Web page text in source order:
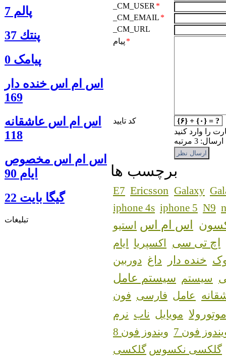
پالم 7
پنتك 37
پیامک 0
اس ام اس خنده دار
169
اس ام اس عاشقانه
118
اس ام اس مخصوص
ایام 90
گيگا بايت 22
تبلیغات
_CM_USER *
_CM_EMAIL *
_CM_URL
پیام *
کد تایید
{۶} + {۰} = ?
را وارد کنید
3 مرتبه
برچسب ها
E7 Ericsson Galaxy
iphone 4s iphone 5 N9
اس ام اس استیو
اچ تی سی اکسپریا ایام
خنده دار داغ دوربین
سیستم سیستم عامل
عامل فارسی فون
موتورولا مویایل ناب نرم
فون 7
ویندوز فون 8
گلکسی نکسوس